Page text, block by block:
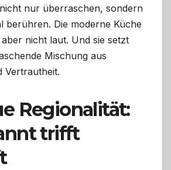
nur überraschen, sondern
berühren. Die moderne Küche
nicht laut. Und sie setzt
Mischung aus
Vertrautheit.
Regionalität:
trifft